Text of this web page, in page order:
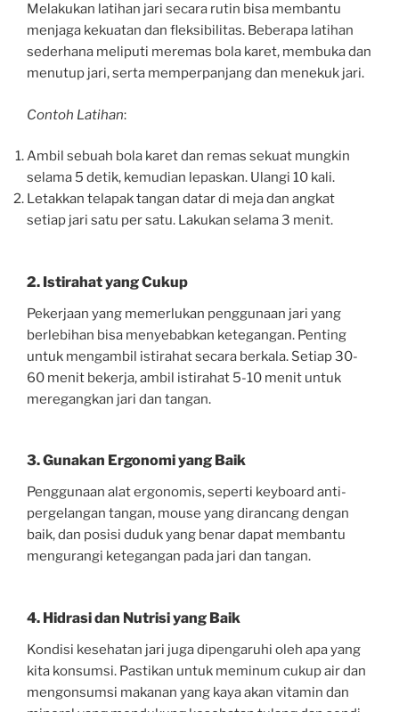
Melakukan latihan jari secara rutin bisa membantu
menjaga kekuatan dan fleksibilitas. Beberapa latihan
sederhana meliputi meremas bola karet, membuka dan
menutup jari, serta memperpanjang dan menekuk jari.
Contoh Latihan:
Ambil sebuah bola karet dan remas sekuat mungkin
selama 5 detik, kemudian lepaskan. Ulangi 10 kali.
Letakkan telapak tangan datar di meja dan angkat
setiap jari satu per satu. Lakukan selama 3 menit.
2. Istirahat yang Cukup
Pekerjaan yang memerlukan penggunaan jari yang
berlebihan bisa menyebabkan ketegangan. Penting
untuk mengambil istirahat secara berkala. Setiap 30-
60 menit bekerja, ambil istirahat 5-10 menit untuk
meregangkan jari dan tangan.
3.Gunakan Ergonomi yang Baik
Penggunaan alat ergonomis, seperti keyboard anti-
pergelangan tangan, mouse yang dirancang dengan
baik, dan posisi duduk yang benar dapat membantu
mengurangi ketegangan pada jari dan tangan.
4. Hidrasi dan Nutrisi yang Baik
Kondisi kesehatan jari juga dipengaruhi oleh apa yang
kita konsumsi. Pastikan untuk meminum cukup air dan
mengonsumsi makanan yang kaya akan vitamin dan